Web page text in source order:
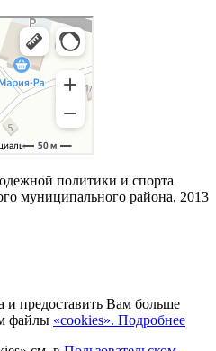
политики и спорта
муниципального района, 2013
и предоставить Вам больше
файлы «cookies». Подробнее